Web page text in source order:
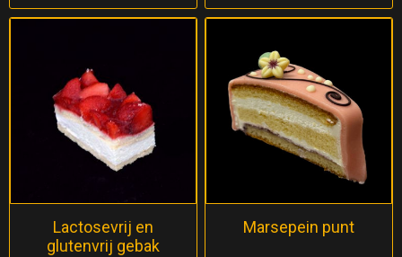
Lactosevrij en
glutenvrij gebak
Marsepein punt